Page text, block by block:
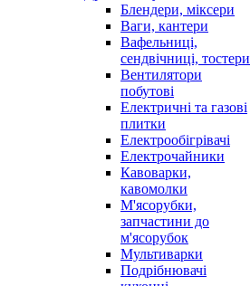
Блендери, міксери
Ваги, кантери
Вафельниці,
сендвічниці, тостери
Вентилятори
побутові
Електричні та газові
плитки
Електрообігрівачі
Електрочайники
Кавоварки,
кавомолки
М'ясорубки,
запчастини до
м'ясорубок
Мультиварки
Подрібнювачі